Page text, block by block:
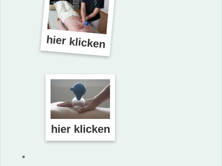
hier klicken
hier klicken